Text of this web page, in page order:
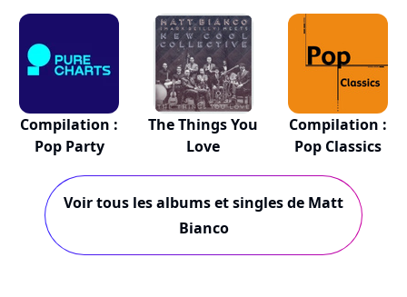
80's...
Compilation :
Pop Party
The Things You
Love
Compilation :
Pop Classics
Voir tous les albums et singles de Matt
Bianco